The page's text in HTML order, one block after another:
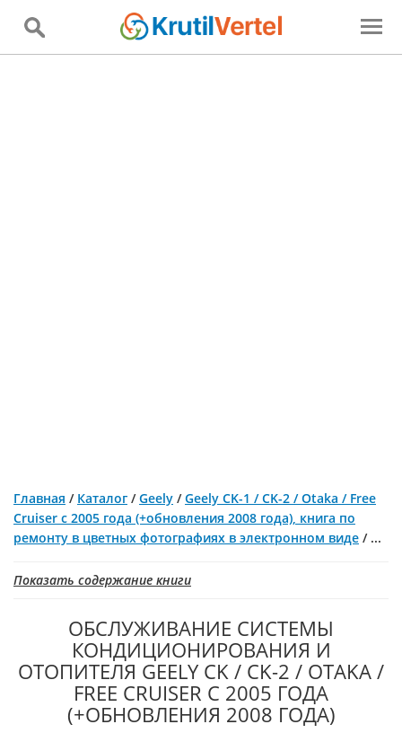
Главная / Каталог /Geely /Geely CK-1 / CK-2 / Otaka / Free
Cruiser с 2005 года (+обновления 2008 года), книга по
ремонту в цветных фотографиях в электронном виде / ...
Показать содержание книги
ОБСЛУЖИВАНИЕ СИСТЕМЫ
КОНДИЦИОНИРОВАНИЯ И
ОТОПИТЕЛЯ GEELY CK / CK-2 / OTAKA /
FREE CRUISER С 2005 ГОДА
(+ОБНОВЛЕНИЯ 2008 ГОДА)